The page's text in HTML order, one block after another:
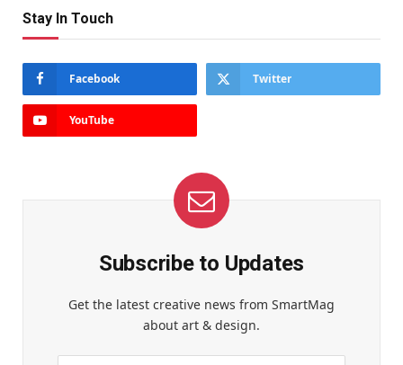
Stay In Touch
Facebook Twitter
YouTube
Subscribe to Updates
Get the latest creative news from SmartMag
about art & design.